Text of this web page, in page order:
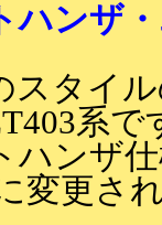
ハンザ
スタイ
系で
ハンザ
変更さ